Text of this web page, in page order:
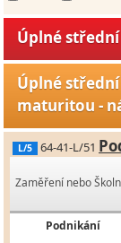
Úplné
Úplné
maturitou -
L/5 64-41-L/51
Zaměření nebo
Podnikání